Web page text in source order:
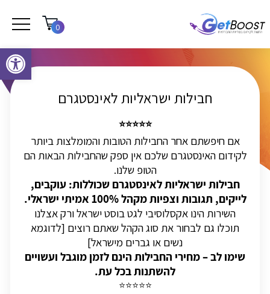
0
חבילות ישראליות לאינסטגרם
⭐⭐⭐⭐⭐
אם חיפשתם אחר החבילות הטובות והמומלצות ביותר
לקידום האינסטגרם שלכם אין ספק שהחבילות הבאות הם
הטופ שלנו.
חבילות ישראליות לאינסטגרם שכוללות: עוקבים,
לייקים, תגובות וצפיות מקהל 100% אמיתי ישראלי.
השירות הינו אקסלוסיבי לגט בוסט ישראל ורק אצלנו
תוכלו גם לבחור את סוג הקהל שאתם רוצים [לדוגמא
נשים או גברים מישראל]
שימו לב – מחירי החבילות הינם לזמן מוגבל ועשויים
להשתנות בכל עת.
⭐⭐⭐⭐⭐
פתח סרגל נגישות